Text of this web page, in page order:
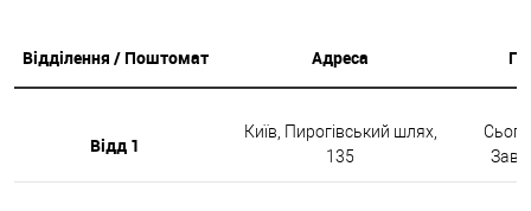
Відділення / Поштомат Адреса
Відд 1
Київ, Пирогівський шлях,
135